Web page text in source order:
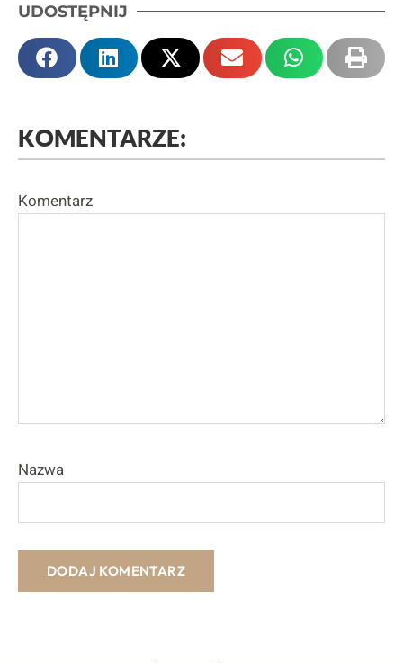
UDOSTĘPNIJ
KOMENTARZE:
Komentarz
Nazwa